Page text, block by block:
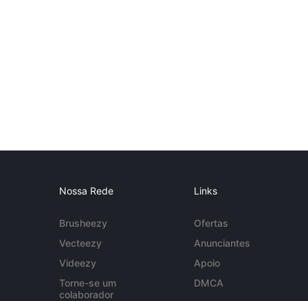
Nossa Rede
Brusheezy
Vecteezy
Videezy
Torne-se um
colaborador
Links
Ofertas
Anunciantes
Apoio
DMCA